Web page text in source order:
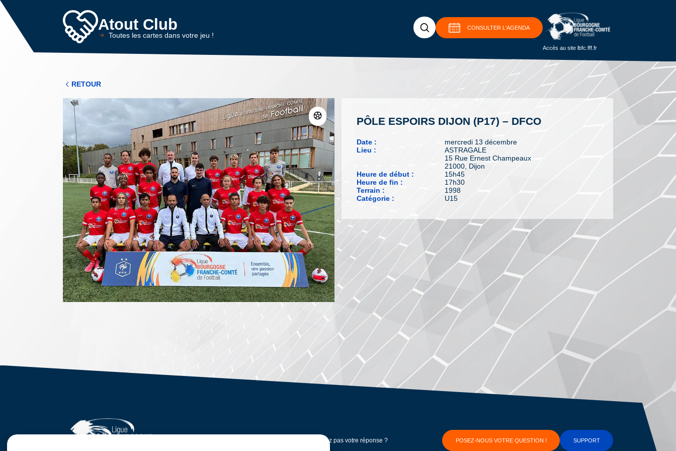
Atout Club
Toutes les cartes dans votre jeu !
CONSULTER L'AGENDA
Accès au site lbfc.fff.fr
RETOUR
PÔLE ESPOIRS DIJON (P17) – DFCO
Date :
mercredi 13 décembre
Lieu :
ASTRAGALE
15 Rue Ernest Champeaux
21000, Dijon
Heure de début :
15h45
Heure de fin :
17h30
Terrain :
1998
Catégorie :
U15
Vous ne trouvez pas votre réponse ? POSEZ-NOUS VOTRE QUESTION ! SUPPORT